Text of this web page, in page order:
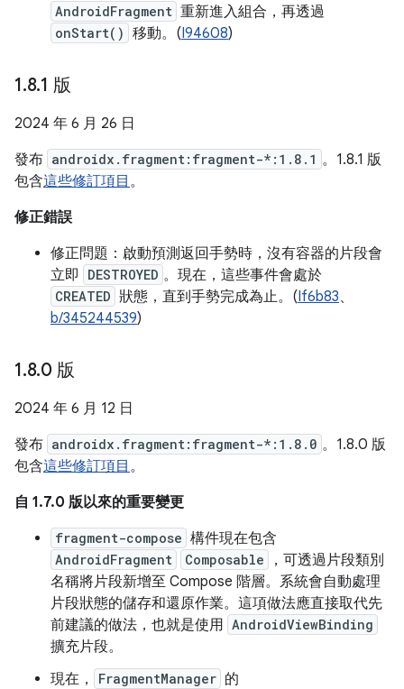
AndroidFragment 重新進入組合，再透過
onStart() 移動。(I94608)
1.8.1 版
2024 年 6 月 26 日
發布 androidx.fragment:fragment-*:1.8.1 。1.8.1 版
包含這些修訂項目 。
修正錯誤
修正問題：啟動預測返回手勢時，沒有容器的片段會
立即
DESTROYED 。現在，這些事件會處於
CREATED 狀態，直到手勢完成為止。(If6b83、
b/345244539)
1.8.0 版
2024 年 6 月 12 日
發布 androidx.fragment:fragment-*:1.8.0 。1.8.0 版
包含這些修訂項目 。
自 1.7.0 版以來的重要變更
fragment-compose 構件現在包含
AndroidFragment Composable
，可透過片段類別
名稱將片段新增至 Compose 階層。系統會自動處理
片段狀態的儲存和還原作業。這項做法應直接取代先
前建議的做法，也就是使用 AndroidViewBinding
擴充片段。
現在，
FragmentManager 的